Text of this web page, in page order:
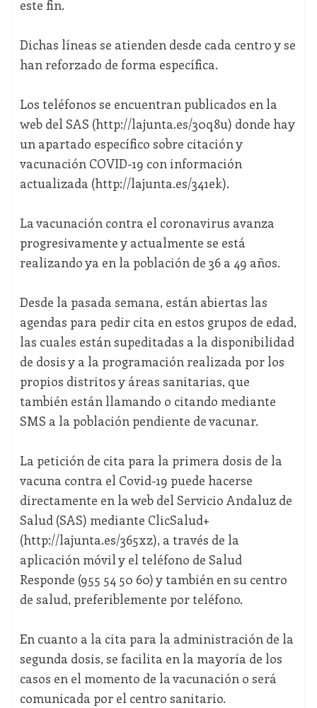
este fin.
Dichas líneas se atienden desde cada centro y se
han reforzado de forma específica.
Los teléfonos se encuentran publicados en la
web del SAS (http://lajunta.es/30q8u) donde hay
un apartado específico sobre citación y
vacunación COVID-19 con información
actualizada (http://lajunta.es/341ek).
La vacunación contra el coronavirus avanza
progresivamente y actualmente se está
realizando ya en la población de 36 a 49 años.
Desde la pasada semana, están abiertas las
agendas para pedir cita en estos grupos de edad,
las cuales están supeditadas a la disponibilidad
de dosis y a la programación realizada por los
propios distritos y áreas sanitarias, que
también están llamando o citando mediante
SMS a la población pendiente de vacunar.
La petición de cita para la primera dosis de la
vacuna contra el Covid-19 puede hacerse
directamente en la web del Servicio Andaluz de
Salud (SAS) mediante ClicSalud+
(http://lajunta.es/365xz), a través de la
aplicación móvil y el teléfono de Salud
Responde (955 54 50 60) y también en su centro
de salud, preferiblemente por teléfono.
En cuanto a la cita para la administración de la
segunda dosis, se facilita en la mayoría de los
casos en el momento de la vacunación o será
comunicada por el centro sanitario.